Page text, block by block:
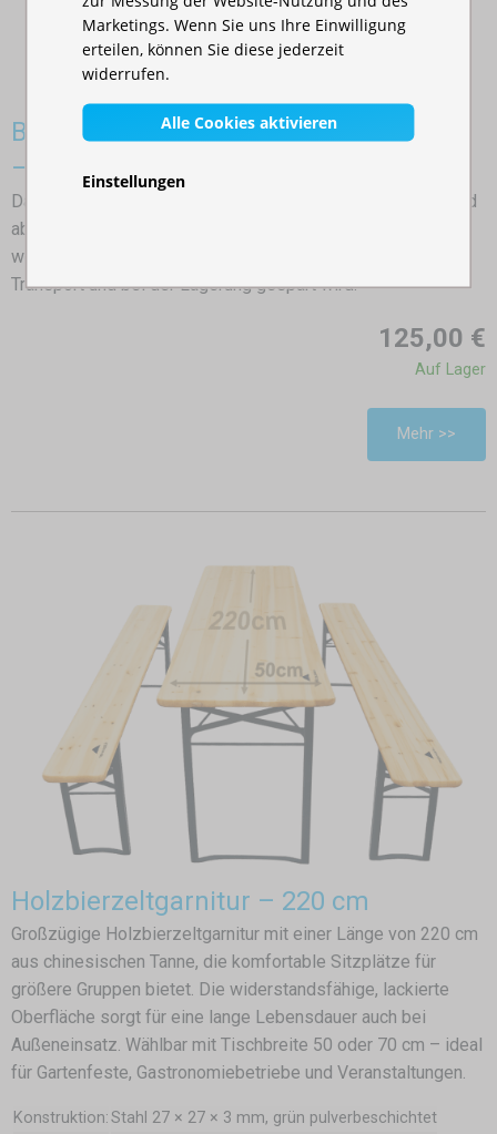
Bierzeltgarnitur / Festzeltgarnitur 3 tlg
– 113 cm
Das Camping-Set kann innerhalb weniger Sekunden auf- und
abgebaut werden. Durch die praktische Kofferfunktion
werden die Bänke im Tisch verstaut, wodurch Platz beim
Transport und bei der Lagerung gespart wird.
125,00 €
Auf Lager
Mehr >>
Holzbierzeltgarnitur – 220 cm
Großzügige Holzbierzeltgarnitur mit einer Länge von 220 cm
aus chinesischen Tanne, die komfortable Sitzplätze für
größere Gruppen bietet. Die widerstandsfähige, lackierte
Oberfläche sorgt für eine lange Lebensdauer auch bei
Außeneinsatz. Wählbar mit Tischbreite 50 oder 70 cm – ideal
für Gartenfeste, Gastronomiebetriebe und Veranstaltungen.
Konstruktion:Stahl 27 × 27 × 3 mm, grün pulverbeschichtet
Marketings. Wenn Sie uns Ihre Einwilligung
erteilen, können Sie diese jederzeit
widerrufen.
Alle Cookies aktivieren
Einstellungen